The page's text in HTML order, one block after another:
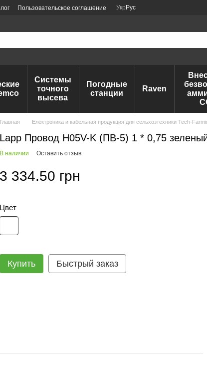
Пользовательское соглашение Укр Рус
Системы
точного
высева
Погодные
станции
Raven
Главная Електроника и кабельная продукция для сельхозтехники Tech-
Lapp Провод H05V-K (ПВ-5) 1 * 0,75
В наличии Оставить отзыв
3 334.50 грн
Цвет
Купить Быстрый заказ